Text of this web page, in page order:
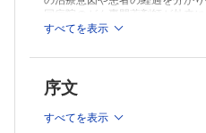
肝細胞がん
がん薬物療法の基礎知識/ 症例か
悪性リンパ腫
がん薬物療法の基礎知識/ 症例か
がん薬物療法の副作用マネジメン
がん薬物療法の基礎知識/ 症例か
同病院のがん専門薬剤師が外来
ツを詳述。さらに実践編として
経DIクイズ」を多数掲載。クイ
り、一歩踏み込んだ服薬指導、
です。
すべてを表示
序文
すべてを表示